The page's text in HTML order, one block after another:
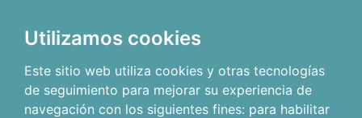
Utilizamos cookies
Este sitio web utiliza cookies y otras tecnologías
de seguimiento para mejorar su experiencia de
navegación con los siguientes fines: para habilitar